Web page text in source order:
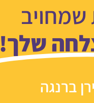
שמחויב
שלך!
ברנגה